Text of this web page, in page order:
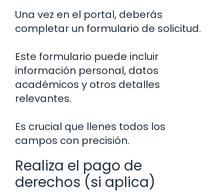
Una vez en el portal, deberás
completar un formulario de solicitud.
Este formulario puede incluir
información personal, datos
académicos y otros detalles
relevantes.
Es crucial que llenes todos los
campos con precisión.
Realiza el pago de
derechos (si aplica)